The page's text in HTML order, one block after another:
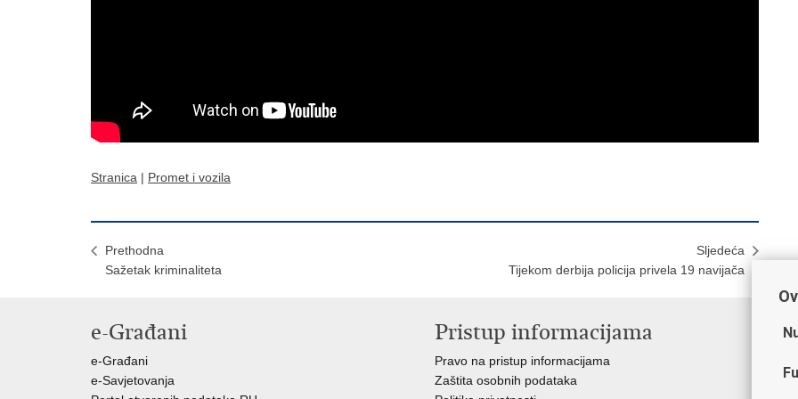
Stranica | Promet i vozila
Prethodna
Sažetak kriminaliteta
Sljedeća
Tijekom derbija policija privela 19 navijača
e-Građani
e-Građani
e-Savjetovanja
Pristup informacijama
Pravo na pristup informacijama
Zaštita osobnih podataka